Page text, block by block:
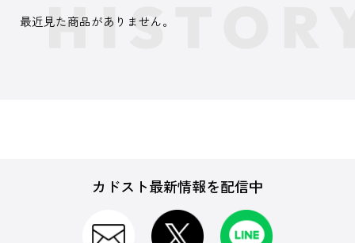
最近見た商品がありません。
カドスト最新情報を配信中